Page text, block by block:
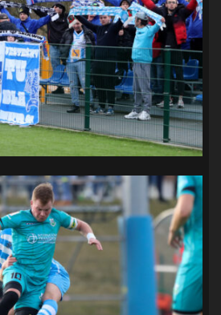
(100) SIEDLECKA(63)
SZCZECIN (72)
STOCZNIA SZCZECIN(40)
SUPERLIGA MĘŻCZYZN (92)
TENIS(26) TREFL SOPOT(26)
LUBIN(36) ŚLĄSK WROCŁAW